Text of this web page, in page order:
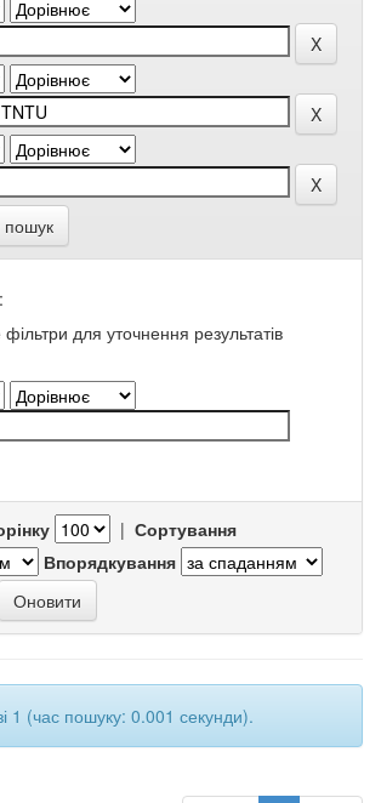
пошук
для уточнення результатів
| Сортування
Впорядкування
1 (час пошуку: 0.001 секунди).